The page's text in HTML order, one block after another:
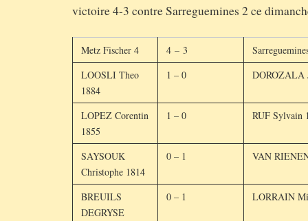
victoire 4-3 contre Sarreguemines 2 ce
Metz Fischer 4 4 – 3
LOOSLI Theo
1884
1 – 0 DOROZALA
LOPEZ Corentin
1855
1 – 0 RUF Sylvain
SAYSOUK
Christophe 1814
0 – 1 VAN
BREUILS
DEGRYSE
0 – 1 LORRAIN